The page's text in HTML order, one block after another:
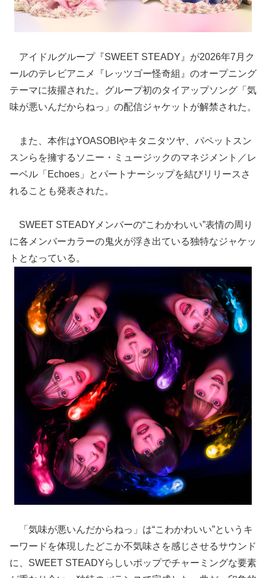
アイドルグループ『SWEET STEADY』が2026年7月ク
ールのテレビアニメ『レッツゴー怪奇組』のオープニング
テーマに抜擢された。グループ初のタイアップソング「気
味が悪いんだからねっ」の配信ジャケットが解禁された。
また、本作はYOASOBIやキタニタツヤ、パペットスン
スンらを擁するソニー・ミュージックのマネジメント／レ
ーベル「Echoes」とパートナーシップを結びリリースさ
れることも発表された。
SWEET STEADYメンバーの“こわかわいい”表情の周り
に各メンバーカラーの鬼火が浮き出ている独特なジャケッ
トとなっている。
「気味が悪いんだからねっ」は“こわかわいい”というキ
ーワードを体現したどこか不気味さを感じさせるサウンド
に、SWEET STEADYらしいポップでチャーミングな要素